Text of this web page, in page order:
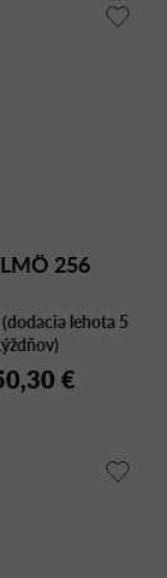
256
lehota 5
€